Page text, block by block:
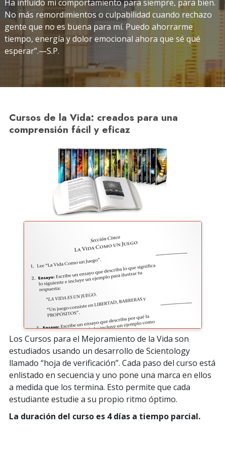
Ha influido mi comportamiento para siempre, para bien.
No más remordimientos o culpabilidad cuando rechazo
gente que no es buena para mí. Puedo ahorrarme
tiempo, energía y dolor emocional ahora que sé qué
esperar”.—S.P.
Cursos de la Vida: creados para una
comprensión fácil y eficaz
Los Cursos para el Mejoramiento de la Vida son
estudiados usando un desarrollo de Scientology
llamado “hoja de verificación”. Cada paso del curso está
enlistado en secuencia y uno pone una marca en ellos
a medida que los termina. Esto permite que cada
estudiante estudie a su propio ritmo óptimo.
La duración del curso es 4 días a tiempo parcial.